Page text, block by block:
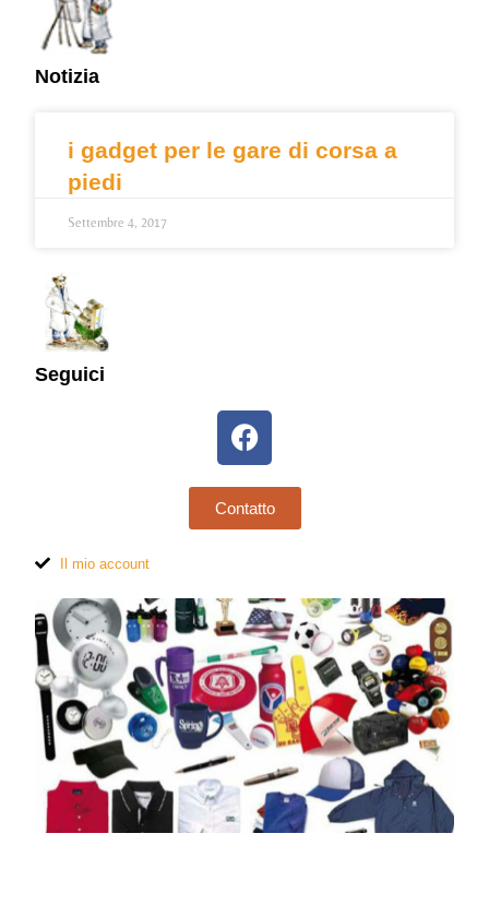
Notizia
i gadget per le gare di corsa a
piedi
Settembre 4, 2017
Seguici
Contatto
Il mio account